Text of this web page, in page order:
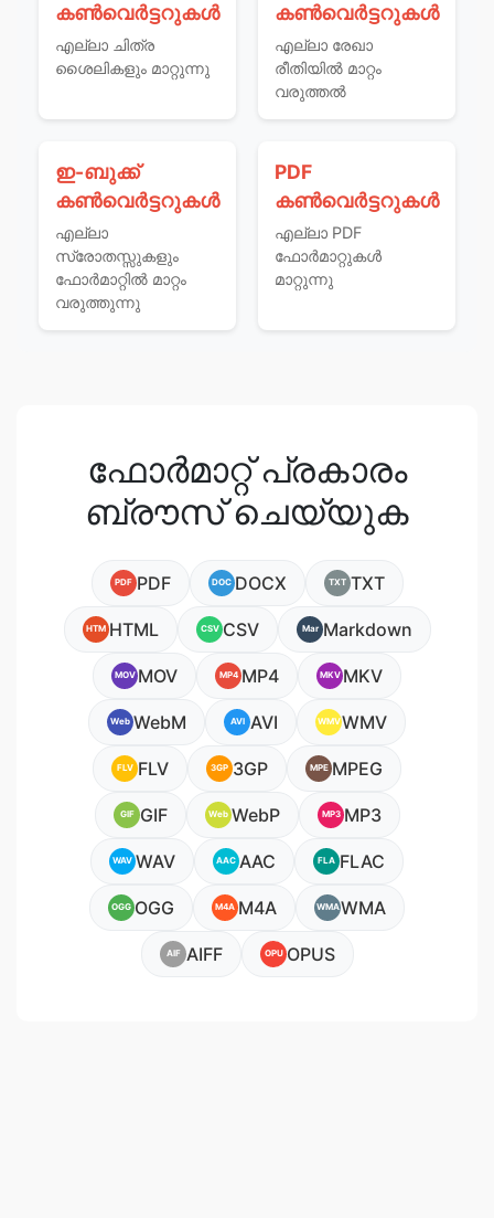
കൺവെർട്ടറുകൾ
എല്ലാ ചിത്ര
ശൈലികളും മാറ്റുന്നു
കൺവെർട്ടറുകൾ
എല്ലാ രേഖാ
രീതിയില്‍ മാറ്റം
വരുത്തല്‍
ഇ-ബുക്ക്
കൺവെർട്ടറുകൾ
എല്ലാ
സ്രോതസ്സുകളും
ഫോര്‍മാറ്റില്‍ മാറ്റം
വരുത്തുന്നു
PDF
കൺവെർട്ടറുകൾ
എല്ലാ PDF
ഫോര്‍മാറ്റുകള്‍
മാറ്റുന്നു
ഫോർമാറ്റ് പ്രകാരം
ബ്രൗസ് ചെയ്യുക
PDF PDF DOC DOCX TXT TXT
HTM HTML CSV CSV Mar Markdown
MOV MOV MP4 MP4 MKV MKV
Web WebM AVI AVI WMVWMV
FLV FLV 3GP 3GP MPE MPEG
GIF GIF Web WebP MP3 MP3
WAV WAV AAC AAC FLA FLAC
OGG OGG M4A M4A WMAWMA
AIF AIFF OPU OPUS